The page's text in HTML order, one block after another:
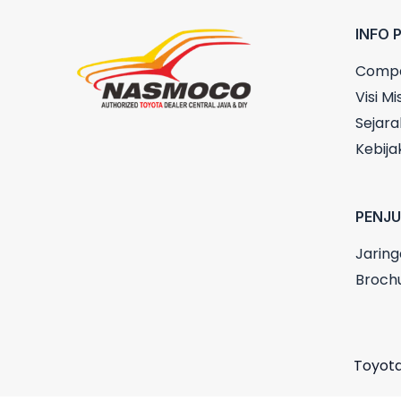
INFO
Visi